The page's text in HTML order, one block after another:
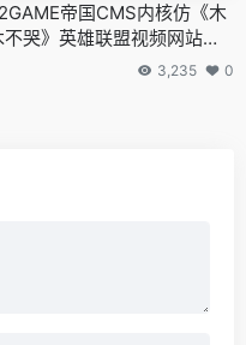
帝国CMS内核仿《木
不哭》英雄联盟视频网站源
3,235 0